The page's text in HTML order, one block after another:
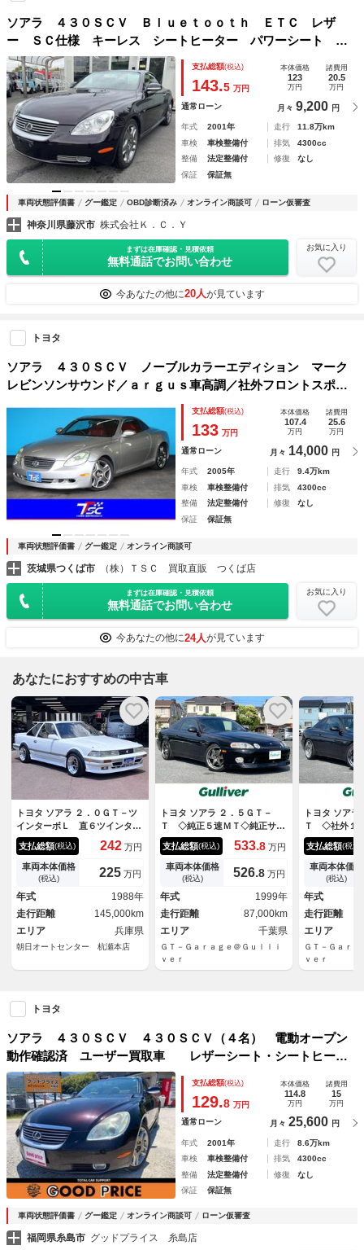
ソアラ ４３０ＳＣＶ Ｂｌｕｅｔｏｏｔｈ ＥＴＣ レザ
ー ＳＣ仕様 キーレス シートヒーター パワーシート ロ
ーダウン クルコン ＵＳＢ 盗難防止装置 パワステ ＤＶ
Ｄ 横滑り防止 オートライト エアバッグ
支払総額(税込)
143.5 万円
本体価格
123
万円
諸費用
20.5
万円
通常ローン 月々 9,200 円
年式 2001年 走行
11.8万km
車検
車検整備付 排気
4300cc
整備
法定整備付 修復
なし
保証
保証無
車両状態評価書 グー鑑定 OBD診断済み オンライン商談可 ローン仮審査
神奈川県藤沢市 株式会社Ｋ．Ｃ．Ｙ
まずは在庫確認・見積依頼
無料通話でお問い合わせ
お気に入り
今あなたの他に20人が見ています
トヨタ
ソアラ ４３０ＳＣＶ ノーブルカラーエディション マーク
レビンソンサウンド／ａｒｇｕｓ車高調／社外フロントスポイ
ラー／レクサスグリル／社外テールランプ／レクサスＳＣ仕様
／電動式オープン／シートヒーター／パワーシート／社外ディ
スプレイオーディオ／
支払総額(税込)
133 万円
本体価格
107.4
万円
諸費用
25.6
万円
通常ローン 月々 14,000 円
年式 2005年 走行
9.4万km
車検
車検整備付 排気
4300cc
整備
法定整備付 修復
なし
保証
保証無
車両状態評価書 グー鑑定 オンライン商談可
茨城県つくば市 （株）ＴＳＣ 買取直販 つくば店
まずは在庫確認・見積依頼
無料通話でお問い合わせ
お気に入り
今あなたの他に24人が見ています
あなたにおすすめの中古車
トヨタ ソアラ ２．０ＧＴ－ツ
インターボＬ 直６ツインター
ボ 純正エアロ オーバーフェ
ンダー ロンシャン１５インチ
ＡＷ ＫＴＳ車高調 フジツボ
マフラー トランクスポイラ
ー ＨＩＤヘッド パワーシー
ト ナルディステア 社外エア
クリ タワーバー
支払総額(税込) 242 万円
車両本体価格
(税込) 225 万円
年式
1988年
走行距離
145,000km
エリア
兵庫県
朝日オートセンター 杭瀬本店
トヨタ ソアラ ２．５ＧＴ－
Ｔ ◇純正５速ＭＴ◇純正サン
ルーフ◇ＴＥ３７ＳＬ１８ＡＷ
◇前後８０スープラ用ブレーキ
キャリパー◇Ｄｅｆｉ追加メー
ター（水温／油温／油圧／ブー
スト）◇ＧＲａｄｄｙブースト
コントローラー◇ＨＩＤヘッド
ライト
支払総額(税込) 533.8 万円
車両本体価格
(税込) 526.8 万円
年式
1999年
走行距離
87,000km
エリア
千葉県
ＧＴ－Ｇａｒａｇｅ＠Ｇｕｌｌｉ
ｖｅｒ
トヨタ ソア
Ｔ ◇社外１
外マフラー◇
Ａ’ｐｅｘｉ
ｅｘｉＦＣ
前置インタ
エアクリーナ
支払総額(税込)
車両本体価格
(税込)
年式
走行距離
エリア
ＧＴ－Ｇａｒａ
ｖｅｒ
トヨタ
ソアラ ４３０ＳＣＶ ４３０ＳＣＶ（４名） 電動オープン
動作確認済 ユーザー買取車 レザーシート・シートヒータ
ー メモリーパワーシート クルーズコントロール ウッドコ
ンビハンドル
支払総額(税込)
129.8 万円
本体価格
114.8
万円
諸費用
15
万円
通常ローン 月々 25,600 円
年式 2001年 走行
8.6万km
車検
車検整備付 排気
4300cc
整備
法定整備付 修復
なし
保証
保証無
車両状態評価書 グー鑑定 オンライン商談可 ローン仮審査
福岡県糸島市 グッドプライス 糸島店